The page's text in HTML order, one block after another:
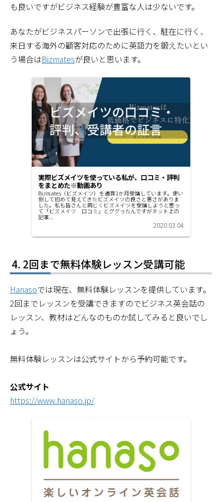
も良いですがビジネス経験が豊富な人は少ないです。
あなたがビジネスパーソンで出張に行く、駐在に行く、
来日する海外の顧客対応のために英語力を鍛えたいとい
う場合はBizmatesが良いと思います。
実際ビズメイツを使っている私が、口コミ・評判
をまとめた※動画あり
Bizmates（ビズメイツ）を通算1か月受講しています。使い
倒して初めて見えてきたビズメイツの良さと悪さがありま
した。私も皆さんと同じくビズメイツを受講しようと思っ
て「ビズメイツ 口コミ」とググったんですがネット上の
記事...
2020.03.04
2回まで無料体験レッスン受講可能
Hanasoでは現在、無料体験レッスンを提供しています。
2回までレッスンを受講できますのでビジネス英会話の
レッスン、教材はどんなのものか試してみると良いでし
ょう。
無料体験レッスンは公式サイトから予約可能です。
公式サイト
https://www.hanaso.jp/